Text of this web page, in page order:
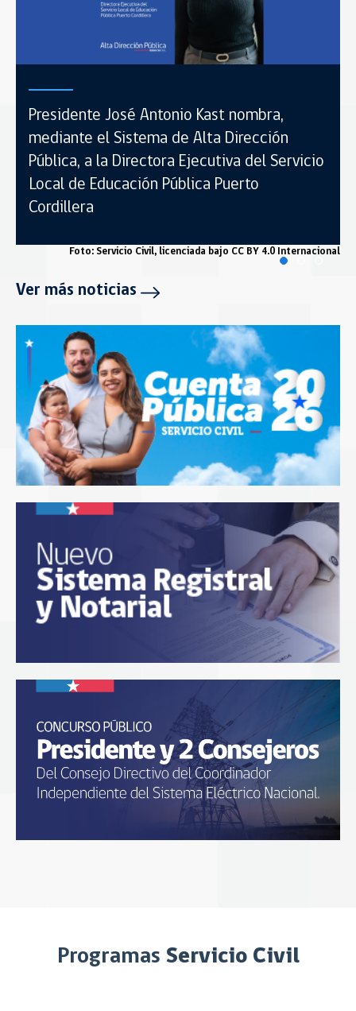
Presidente José Antonio Kast nombra,
mediante el Sistema de Alta Dirección
Pública, a la Directora Ejecutiva del Servicio
Local de Educación Pública Puerto
Cordillera
Foto: Servicio Civil, licenciada bajo CC BY 4.0 Internacional
Ver más noticias
Programas Servicio Civil